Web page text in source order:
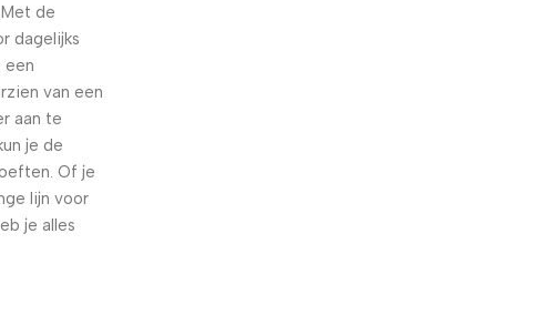
de
dagelijks
een
van een
aan te
je de
Of je
lijn voor
je alles